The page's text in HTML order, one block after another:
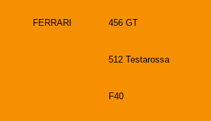
FERRARI 456 GT
512 Testarossa
F40